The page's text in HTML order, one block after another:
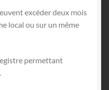
excéder deux mois
local ou sur un même
permettant